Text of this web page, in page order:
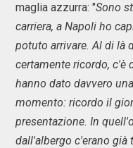
maglia azzurra: "Sono
carriera, a Napoli ho
potuto arrivare. Al di là
certamente ricordo, c'è
hanno dato davvero
momento: ricordo il
presentazione. In
dall'albergo c'erano